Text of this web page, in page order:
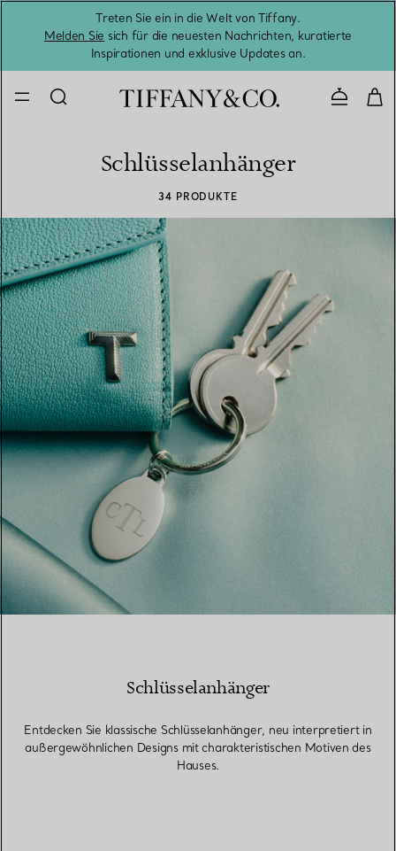
Treten Sie ein in die Welt von Tiffany.
Melden Sie sich für die neuesten Nachrichten, kuratierte
Inspirationen und exklusive Updates an.
Schlüsselanhänger
34 PRODUKTE
Schlüsselanhänger
Entdecken Sie klassische Schlüsselanhänger, neu interpretiert in
außergewöhnlichen Designs mit charakteristischen Motiven des
Hauses.